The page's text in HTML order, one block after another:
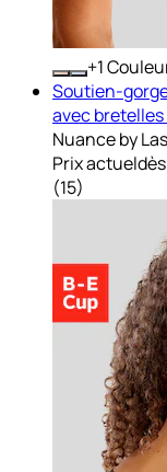
+
Soutien-
avec bretelles
Nuance by
Prix actueldès
(15)